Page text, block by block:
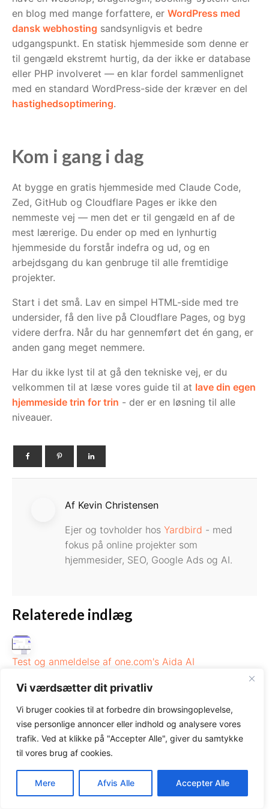
Vi værdsætter dit privatliv
Vi bruger cookies til at forbedre din browsingoplevelse,
vise personlige annoncer eller indhold og analysere vores
trafik. Ved at klikke på "Accepter Alle", giver du samtykke
til vores brug af cookies.
Mere Afvis Alle Accepter Alle
en blog med mange forfattere, er WordPress med
dansk webhosting sandsynligvis et bedre
udgangspunkt. En statisk hjemmeside som denne er
til gengæld ekstremt hurtig, da der ikke er database
eller PHP involveret — en klar fordel sammenlignet
med en standard WordPress-side der kræver en del
hastighedsoptimering.
Kom i gang i dag
At bygge en gratis hjemmeside med Claude Code,
Zed, GitHub og Cloudflare Pages er ikke den
nemmeste vej — men det er til gengæld en af de
mest lærerige. Du ender op med en lynhurtig
hjemmeside du forstår indefra og ud, og en
arbejdsgang du kan genbruge til alle fremtidige
projekter.
Start i det små. Lav en simpel HTML-side med tre
undersider, få den live på Cloudflare Pages, og byg
videre derfra. Når du har gennemført det én gang, er
anden gang meget nemmere.
Har du ikke lyst til at gå den tekniske vej, er du
velkommen til at læse vores guide til at lave din egen
hjemmeside trin for trin - der er en løsning til alle
niveauer.
Af Kevin Christensen
Ejer og tovholder hos Yardbird - med
fokus på online projekter som
hjemmesider, SEO, Google Ads og AI.
Relaterede indlæg
Test og anmeldelse af one.com's Aida AI
Lav portfolio website trin for trin
bedst?